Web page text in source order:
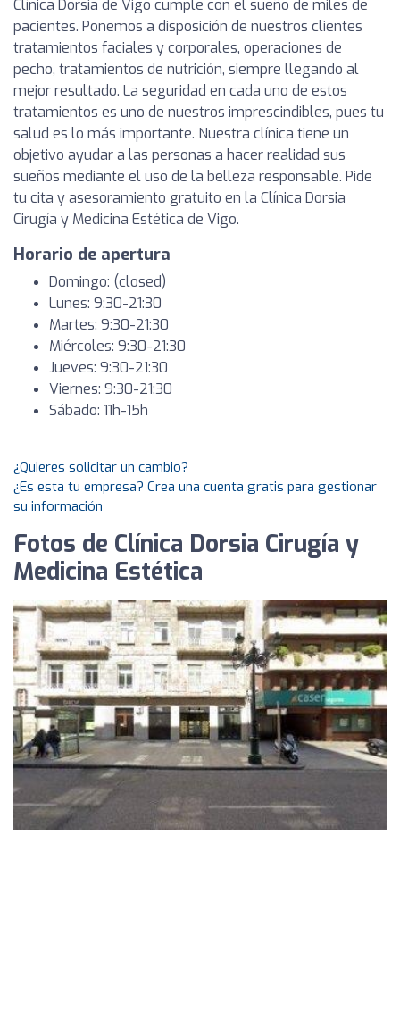
Clínica Dorsia de Vigo cumple con el sueño de miles de
pacientes. Ponemos a disposición de nuestros clientes
tratamientos faciales y corporales, operaciones de
pecho, tratamientos de nutrición, siempre llegando al
mejor resultado. La seguridad en cada uno de estos
tratamientos es uno de nuestros imprescindibles, pues tu
salud es lo más importante. Nuestra clínica tiene un
objetivo ayudar a las personas a hacer realidad sus
sueños mediante el uso de la belleza responsable. Pide
tu cita y asesoramiento gratuito en la Clínica Dorsia
Cirugía y Medicina Estética de Vigo.
Horario de apertura
Domingo: (closed)
Lunes: 9:30-21:30
Martes: 9:30-21:30
Miércoles: 9:30-21:30
Jueves: 9:30-21:30
Viernes: 9:30-21:30
Sábado: 11h-15h
¿Quieres solicitar un cambio?
¿Es esta tu empresa? Crea una cuenta gratis para gestionar
su información
Fotos de Clínica Dorsia Cirugía y
Medicina Estética